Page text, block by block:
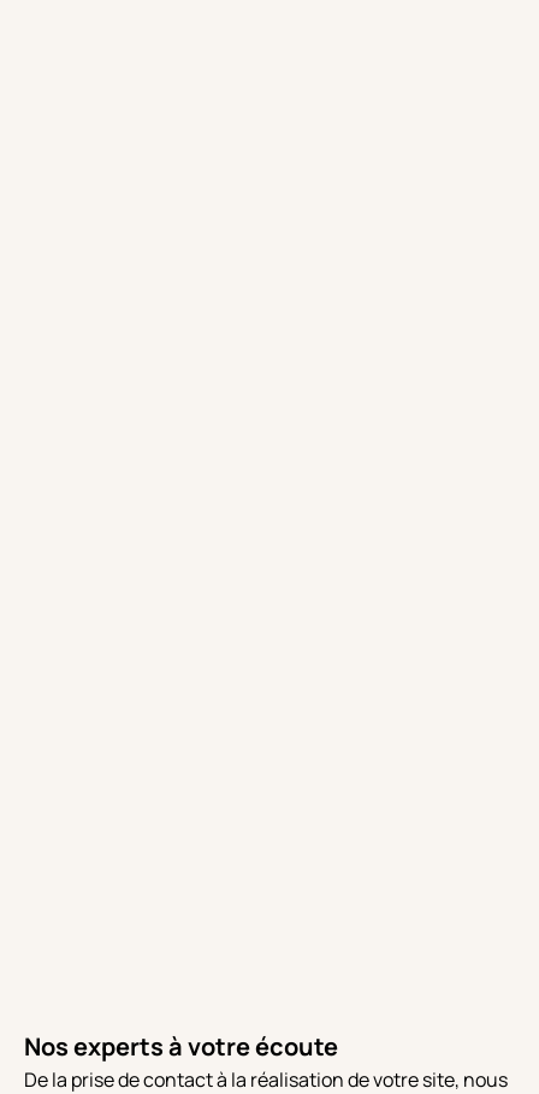
Nos experts à votre écoute
De la prise de contact à la réalisation de votre site, nous